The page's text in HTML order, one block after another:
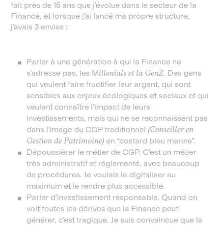
fait près de 15 ans que j’évolue dans le secteur de la
Finance, et lorsque j’ai lancé ma propre structure,
j’avais 3 envies :
Parler à une génération à qui la Finance ne
s’adresse pas, les Millenials et la GenZ. Des gens
qui veulent faire fructifier leur argent, qui sont
sensibles aux enjeux écologiques et sociaux et qui
veulent connaître l’impact de leurs
investissements, mais qui ne se reconnaissent pas
dans l’image du CGP traditionnel(Conseiller en
Gestion de Patrimoine) en “costard bleu marine”.
Dépoussiérer le métier de CGP. C’est un métier
très administratif et réglementé, avec beaucoup
de procédures. Je voulais le digitaliser au
maximum et le rendre plus accessible.
Parler d’investissement responsable. Quand on
voit toutes les dérives que la Finance peut
générer, c’est tragique. Je suis convaincue que la